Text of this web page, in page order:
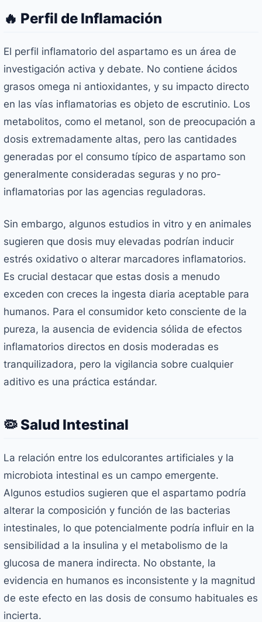
🔥 Perfil de Inflamación
El perfil inflamatorio del aspartamo es un área de
investigación activa y debate. No contiene ácidos
grasos omega ni antioxidantes, y su impacto directo
en las vías inflamatorias es objeto de escrutinio. Los
metabolitos, como el metanol, son de preocupación a
dosis extremadamente altas, pero las cantidades
generadas por el consumo típico de aspartamo son
generalmente consideradas seguras y no pro-
inflamatorias por las agencias reguladoras.
Sin embargo, algunos estudios in vitro y en animales
sugieren que dosis muy elevadas podrían inducir
estrés oxidativo o alterar marcadores inflamatorios.
Es crucial destacar que estas dosis a menudo
exceden con creces la ingesta diaria aceptable para
humanos. Para el consumidor keto consciente de la
pureza, la ausencia de evidencia sólida de efectos
inflamatorios directos en dosis moderadas es
tranquilizadora, pero la vigilancia sobre cualquier
aditivo es una práctica estándar.
🦠 Salud Intestinal
La relación entre los edulcorantes artificiales y la
microbiota intestinal es un campo emergente.
Algunos estudios sugieren que el aspartamo podría
alterar la composición y función de las bacterias
intestinales, lo que potencialmente podría influir en la
sensibilidad a la insulina y el metabolismo de la
glucosa de manera indirecta. No obstante, la
evidencia en humanos es inconsistente y la magnitud
de este efecto en las dosis de consumo habituales es
incierta.